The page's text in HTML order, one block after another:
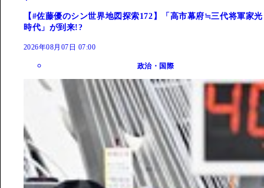
【#佐藤優のシン世界地図探索172】「高市幕府≒三代将軍家光
時代」が到来!?
2026年08月07日 07:00
政治・国際